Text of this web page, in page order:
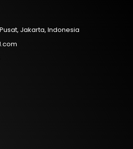
Jakarta, Indonesia